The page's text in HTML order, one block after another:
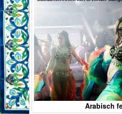
Arabisch